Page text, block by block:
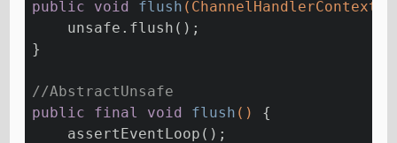
public
void flush (ChannelHandlerContext
    unsafe.flush();
}
//AbstractUnsafe
public
final void flush ()
{
    assertEventLoop();